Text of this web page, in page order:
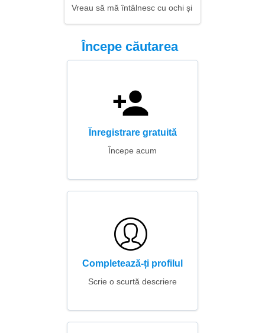
Vreau să mă întâlnesc cu ochi și suflete
Începe căutarea
Înregistrare gratuită
Începe acum
Completează-ți profilul
Scrie o scurtă descriere